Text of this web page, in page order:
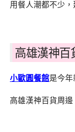
用餐人潮都不少，
高雄漢神百
小歐圓餐館是今年
高雄漢神百貨周